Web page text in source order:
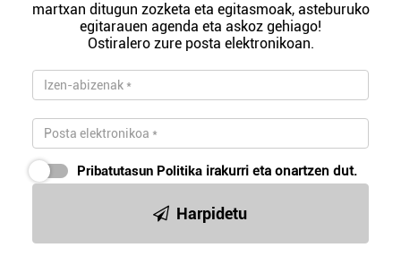
martxan ditugun zozketa eta egitasmoak, asteburuko
egitarauen agenda eta askoz gehiago!
Ostiralero zure posta elektronikoan.
Pribatutasun Politika irakurri eta onartzen dut.
Harpidetu